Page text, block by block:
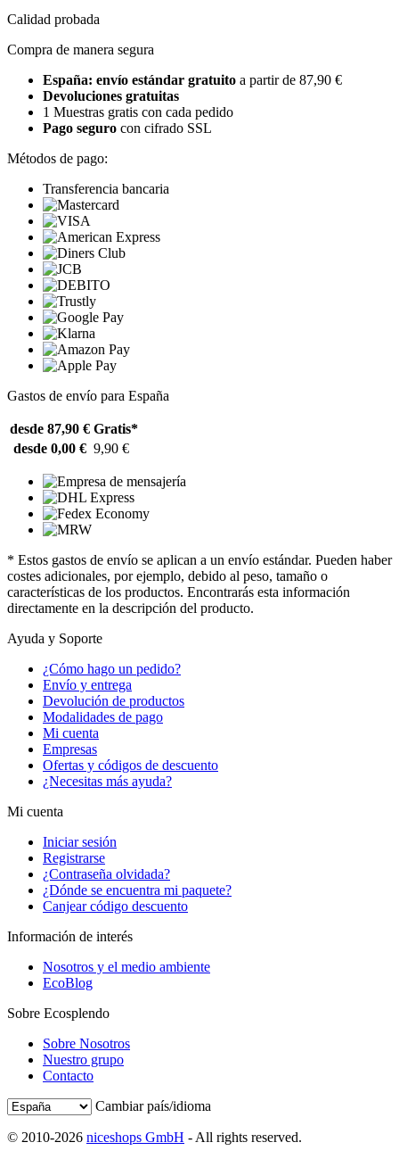
Calidad probada
Compra de manera segura
España: envío estándar gratuito a partir de 87,90 €
Devoluciones gratuitas
1 Muestras gratis con cada pedido
Pago seguro con cifrado SSL
Métodos de pago:
Transferencia bancaria
Gastos de envío para España
desde 87,90 € Gratis*
desde 0,00 € 9,90 €
* Estos gastos de envío se aplican a un envío estándar. Pueden haber
costes adicionales, por ejemplo, debido al peso, tamaño o
características de los productos. Encontrarás esta información
directamente en la descripción del producto.
Ayuda y Soporte
¿Cómo hago un pedido?
Envío y entrega
Devolución de productos
Modalidades de pago
Mi cuenta
Empresas
Ofertas y códigos de descuento
¿Necesitas más ayuda?
Mi cuenta
Iniciar sesión
Registrarse
¿Contraseña olvidada?
¿Dónde se encuentra mi paquete?
Canjear código descuento
Información de interés
Nosotros y el medio ambiente
EcoBlog
Sobre Ecosplendo
Sobre Nosotros
Nuestro grupo
Contacto
Cambiar país/idioma
© 2010-2026 niceshops GmbH - All rights reserved.